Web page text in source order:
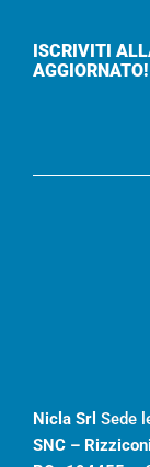
ISCRIVITI
AGGIORNATO!
Nicla Srl Sede
SNC –